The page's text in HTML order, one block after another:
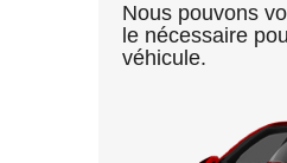
Nous pouvons
le nécessaire
véhicule.